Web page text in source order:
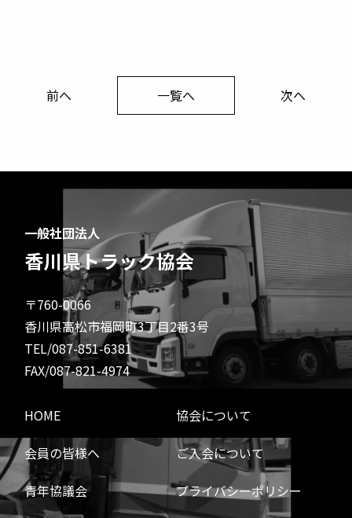
前へ 一覧へ 次へ
一般社団法人
香川県トラック協会
〒760-0066
香川県高松市福岡町3丁目2番3号
TEL/087-851-6381
FAX/087-821-4974
HOME
協会について
会員の皆様へ
ご入会について
青年協議会
プライバシーポリシー